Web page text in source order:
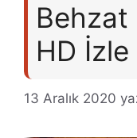
Behzat
HD İzle
13 Aralık 2020